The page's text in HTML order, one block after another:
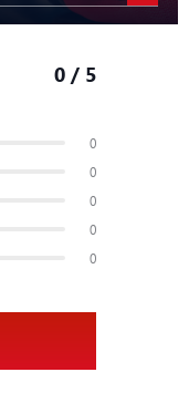
0 / 5
0
0
0
0
0